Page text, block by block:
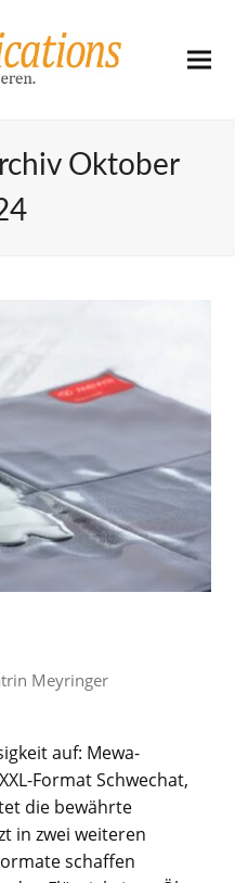
Oktober
Meyringer
auf: Mewa-
Format Schwechat,
die bewährte
in zwei weiteren
schaffen